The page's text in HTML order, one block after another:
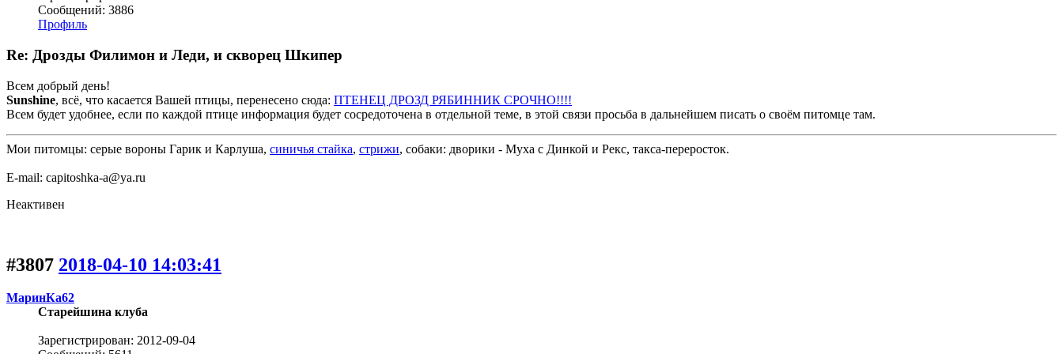
Сообщений: 3886
Профиль
Re: Дрозды Филимон и Леди, и скворец Шкипер
Всем добрый день!
Sunshine, всё, что касается Вашей птицы, перенесено сюда: ПТЕНЕЦ ДРОЗД РЯБИННИК СРОЧНО!!!!
Всем будет удобнее, если по каждой птице информация будет сосредоточена в отдельной теме, в этой связи просьба в дальнейшем писать о своём питомце там.
Мои питомцы: серые вороны Гарик и Карлуша, синичья стайка, стрижи, собаки: дворики - Муха с Динкой и Рекс, такса-переросток.
Е-mail: capitoshka-a@ya.ru
Неактивен
#3807 2018-04-10 14:03:41
МаринКа62
Старейшина клуба
Зарегистрирован: 2012-09-04